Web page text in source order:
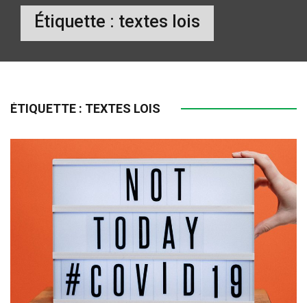
Étiquette : textes lois
ÉTIQUETTE : TEXTES LOIS